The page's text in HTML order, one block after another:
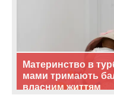
Материнство в
мами тримають
власним життям